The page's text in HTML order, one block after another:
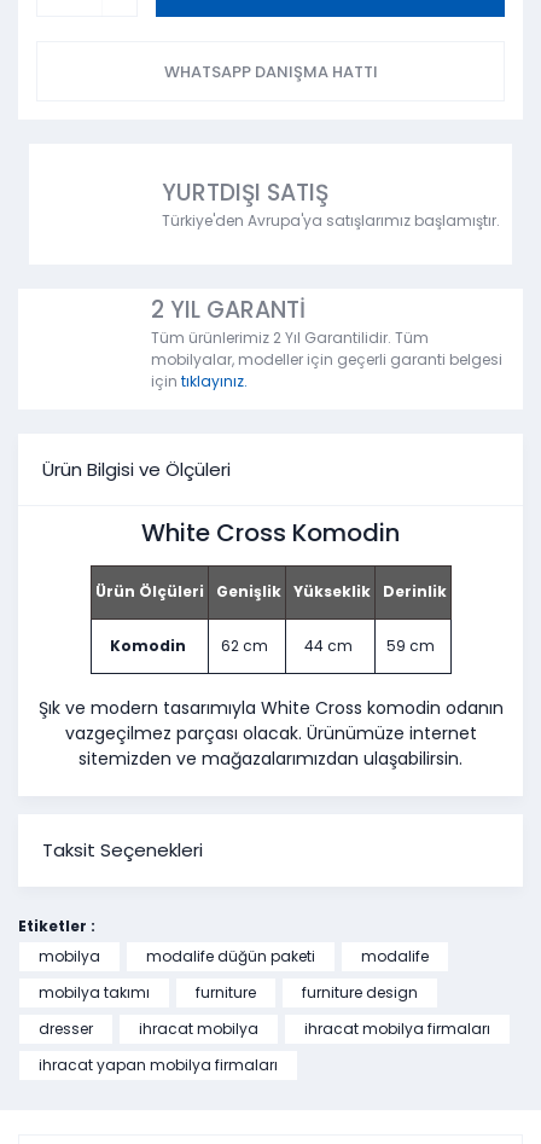
WHATSAPP DANIŞMA HATTI
YURTDIŞI SATIŞ
Türkiye'den Avrupa'ya satışlarımız başlamıştır.
2 YIL GARANTİ
Tüm ürünlerimiz 2 Yıl Garantilidir. Tüm
mobilyalar, modeller için geçerli garanti belgesi
için tıklayınız.
Ürün Bilgisi ve Ölçüleri
White Cross Komodin
Ürün Ölçüleri Genişlik Yükseklik Derinlik
Komodin 62 cm 44 cm 59 cm
Şık ve modern tasarımıyla White Cross komodin odanın
vazgeçilmez parçası olacak. Ürünümüze internet
sitemizden ve mağazalarımızdan ulaşabilirsin.
Taksit Seçenekleri
Etiketler :
mobilya
modalife düğün paketi
modalife
mobilya takımı
furniture
furniture design
dresser
ihracat mobilya
ihracat mobilya firmaları
ihracat yapan mobilya firmaları